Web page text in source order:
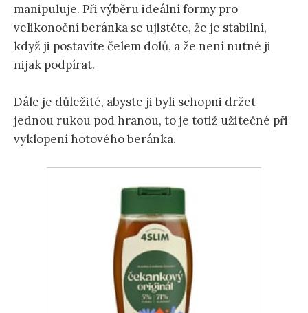
manipuluje. Při výběru ideální formy pro
velikonoční beránka se ujistěte, že je stabilní,
když ji postavíte čelem dolů, a že není nutné ji
nijak podpírat.
Dále je důležité, abyste ji byli schopni držet
jednou rukou pod hranou, to je totiž užitečné při
vyklopení hotového beránka.